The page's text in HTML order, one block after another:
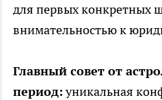
для первых конкретных
внимательностью к
Главный совет от
период:уникальная